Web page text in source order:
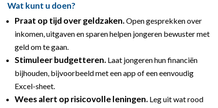
Wat kunt u doen?
Praat op tijd over geldzaken.Open gesprekken over
inkomen, uitgaven en sparen helpen jongeren bewuster met
geld om te gaan.
Stimuleer budgetteren. Laat jongeren hun financiën
bijhouden, bijvoorbeeld met een app of een eenvoudig
Excel-sheet.
Wees alert op risicovolle leningen. Leg uit wat rood